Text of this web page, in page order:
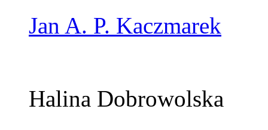
Jan A. P. Kaczmarek
Halina Dobrowolska